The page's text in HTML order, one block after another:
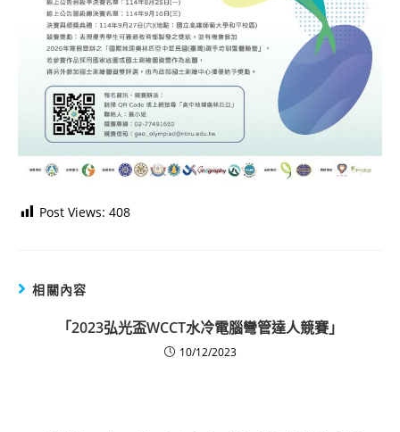
Post Views: 408
相關內容
「2023弘光盃WCCT水冷電腦彎管達人競賽」
10/12/2023